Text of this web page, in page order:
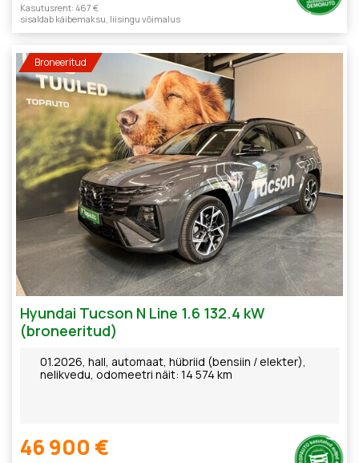
Kasutusrent: 467 €
sisaldab käibemaksu, liisingu võimalus
Broneeritud
Hyundai Tucson N Line 1.6 132.4 kW
(broneeritud)
01.2026, hall, automaat, hübriid (bensiin / elekter),
nelikvedu, odomeetri näit: 14 574 km
46 900 €